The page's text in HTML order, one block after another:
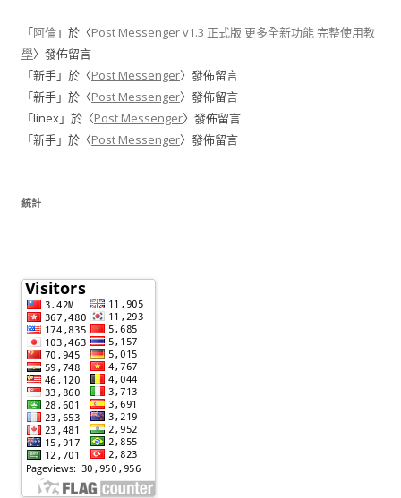
「阿倫」於〈Post Messenger v1.3 正式版 更多全新功能 完整使用教
學〉發佈留言
「新手」於〈Post Messenger〉發佈留言
「新手」於〈Post Messenger〉發佈留言
「linex」於〈Post Messenger〉發佈留言
「新手」於〈Post Messenger〉發佈留言
統計